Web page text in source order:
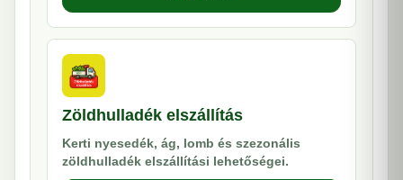
Zöldhulladék elszállítás
Kerti nyesedék, ág, lomb és szezonális
zöldhulladék elszállítási lehetőségei.